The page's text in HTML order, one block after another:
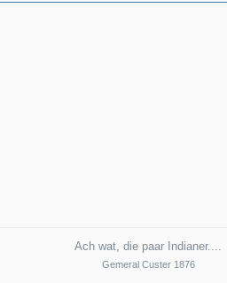
Ach wat, die paar Indianer....
Gemeral Custer 1876